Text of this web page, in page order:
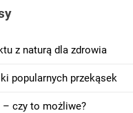
z naturą dla zdrowia
popularnych przekąsek
– czy to możliwe?